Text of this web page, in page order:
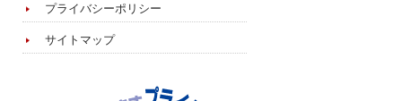
プライバシーポリシー
サイトマップ